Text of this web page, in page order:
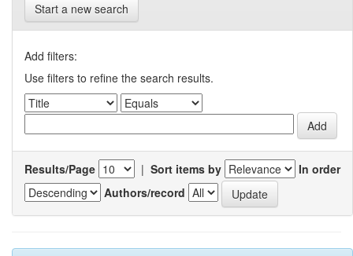
Start a new search
Add filters:
Use filters to refine the search results.
Results/Page | Sort items by
In order
Authors/record